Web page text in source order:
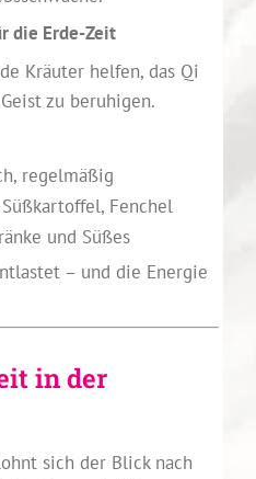
die Erde-Zeit
Kräuter helfen, das Qi
zu beruhigen.
regelmäßig
Fenchel
und Süßes
– und die Energie
in der
sich der Blick nach